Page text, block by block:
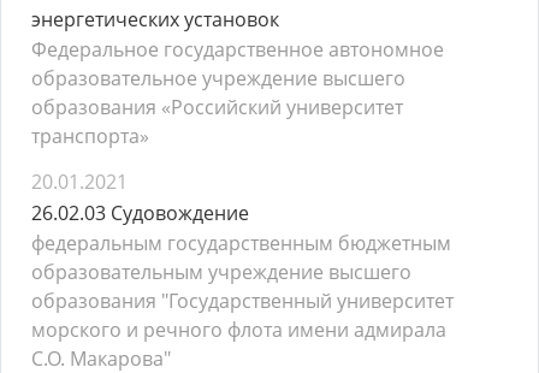
энергетических установок
Федеральное государственное автономное
образовательное учреждение высшего
образования «Российский университет
транспорта»
20.01.2021
26.02.03 Судовождение
федеральным государственным бюджетным
образовательным учреждение высшего
образования "Государственный университет
морского и речного флота имени адмирала
С.О. Макарова"